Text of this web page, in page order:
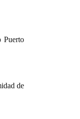
Puerto
de